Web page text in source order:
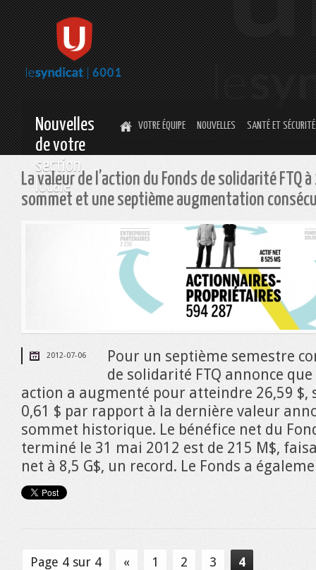
VOTRE ÉQUIPE NOUVELLES SANTÉ ET SÉCURITÉ
Nouvelles
de votre
section
locale
La valeur de l’action du Fonds de solidarité FTQ
sommet et une septième augmentation
2012-07-06
Pour un septième semestre
de solidarité FTQ annonce
action a augmenté pour atteindre 26,59 $,
0,61 $ par rapport à la dernière valeur
sommet historique. Le bénéfice net du
terminé le 31 mai 2012 est de 215 M$,
net à 8,5 G$, un record. Le Fonds a
Page 4 sur 4 « 1 2 3 4